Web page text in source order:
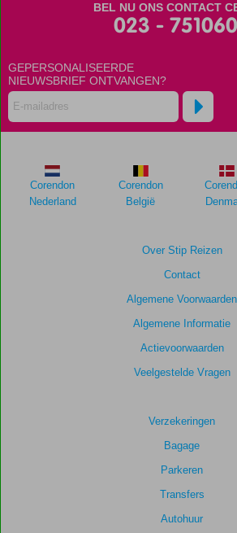
die
ouder
zijn
48
worden
niet
meer
BEL NU ONS CONTACT
023 -
GEPERSONALISEERDE
NIEUWSBRIEF ONTVANGEN?
Over Stip Reizen
Contact
Algemene Voorwaarden
Algemene Informatie
Actievoorwaarden
Veelgestelde Vragen
Verzekeringen
Bagage
Parkeren
Transfers
Autohuur
Corendon
Nederland
Corendon
België